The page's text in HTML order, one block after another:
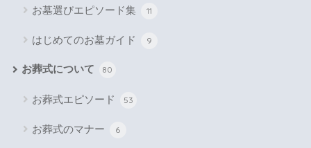
お墓選びエピソード集 11
はじめてのお墓ガイド 9
お葬式について 80
お葬式エピソード 53
お葬式のマナー 6